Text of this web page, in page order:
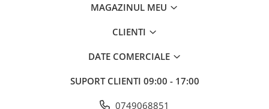
MAGAZINUL MEU
CLIENTI
DATE COMERCIALE
SUPORT CLIENTI 09:00 - 17:00
0749068851